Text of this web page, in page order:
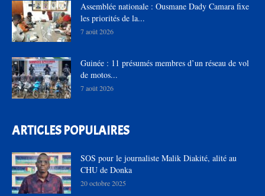
Assemblée nationale : Ousmane Dady Camara fixe
les priorités de la...
7 août 2026
Guinée : 11 présumés membres d’un réseau de vol
de motos...
7 août 2026
ARTICLES POPULAIRES
SOS pour le journaliste Malik Diakité, alité au
CHU de Donka
20 octobre 2025